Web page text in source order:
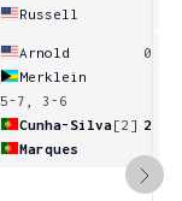
Russell
Arnold
0
Merklein
5-7, 3-6
Cunha-Silva[2] 2
Marques